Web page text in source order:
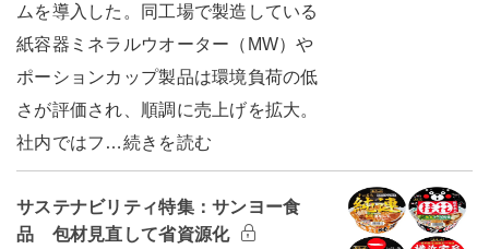
ムを導入した。同工場で製造している
紙容器ミネラルウオーター（MW）や
ポーションカップ製品は環境負荷の低
さが評価され、順調に売上げを拡大。
社内ではフ…続きを読む
サステナビリティ特集：サンヨー食
品 包材見直して省資源化